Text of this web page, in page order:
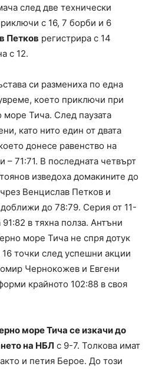
след две технически
с 16, 7 борби и 6
Петков регистрира с 14
с 12.
си размениха по една
което приключи при
Тича. След паузата
като нито един от двата
донесе равенство на
– 71:71. В последната четвърт
изведоха домакините до
Венцислав Петков и
до 78:79. Серия от 11-
в тяхна полза. Антъни
море Тича не спря дотук
16 точки след успешни акции
Чернокожев и Евгени
крайното 102:88 в своя
море Тича се изкачи до
на НБЛ с 9-7. Толкова имат
и петия Берое. До този